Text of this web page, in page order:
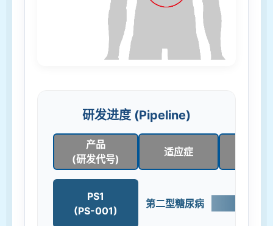
研发进度 (Pipeline)
产品
(研发代号)
适应症
PS1
(PS-001)
第二型糖尿病